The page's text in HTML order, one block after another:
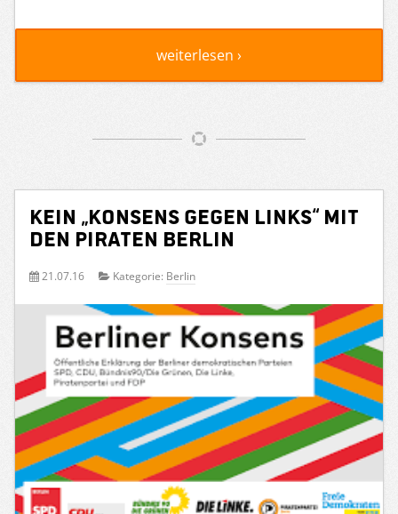
weiterlesen ›
Kein „Konsens gegen Links“ mit
den PIRATEN Berlin
21.07.16 Kategorie: Berlin